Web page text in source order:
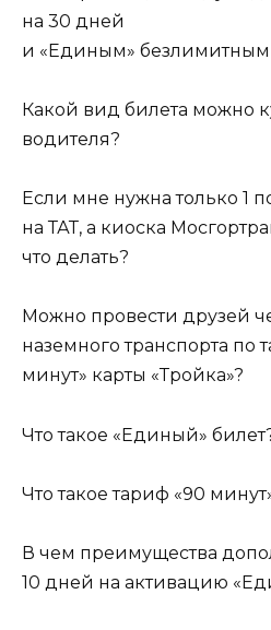
на 30 дней
и «Единым» безлимитным
Какой вид билета можно
водителя?
Если мне нужна только 1
на ТАТ, а киоска
что делать?
Можно провести друзей
наземного транспорта по
минут» карты «Тройка»?
Что такое «Единый»
Что такое тариф «90
В чем преимущества
10 дней на активацию